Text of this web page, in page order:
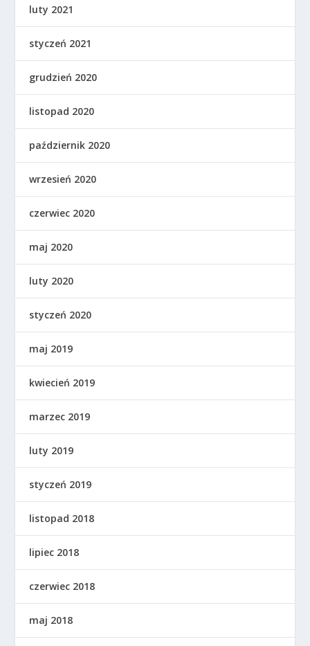
luty 2021
styczeń 2021
grudzień 2020
listopad 2020
październik 2020
wrzesień 2020
czerwiec 2020
maj 2020
luty 2020
styczeń 2020
maj 2019
kwiecień 2019
marzec 2019
luty 2019
styczeń 2019
listopad 2018
lipiec 2018
czerwiec 2018
maj 2018